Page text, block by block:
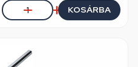
KOSÁRBA